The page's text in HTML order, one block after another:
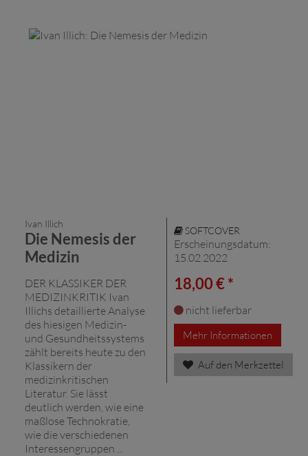
Ivan Illich
Die Nemesis der
Medizin
DER KLASSIKER DER
MEDIZINKRITIK Ivan
Illichs detaillierte Analyse
des hiesigen Medizin-
und Gesundheitssystems
zählt bereits heute zu den
Klassikern der
medizinkritischen
Literatur. Sie lässt
deutlich werden, wie eine
maßlose Technokratie,
wie die verschiedenen
Interessengruppen ...
SOFTCOVER
Erscheinungsdatum:
15.02.2022
18,00 € *
nicht lieferbar
Mehr Informationen
Auf den Merkzettel